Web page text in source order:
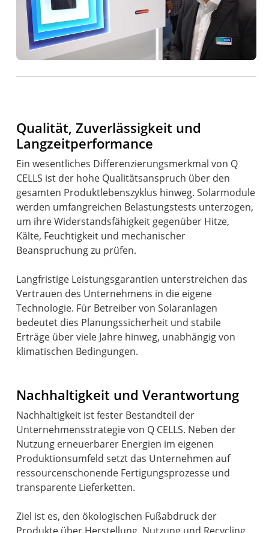
Qualität, Zuverlässigkeit und
Langzeitperformance
Ein wesentliches Differenzierungsmerkmal von Q
CELLS ist der hohe Qualitätsanspruch über den
gesamten Produktlebenszyklus hinweg. Solarmodule
werden umfangreichen Belastungstests unterzogen,
um ihre Widerstandsfähigkeit gegenüber Hitze,
Kälte, Feuchtigkeit und mechanischer
Beanspruchung zu prüfen.
Langfristige Leistungsgarantien unterstreichen das
Vertrauen des Unternehmens in die eigene
Technologie. Für Betreiber von Solaranlagen
bedeutet dies Planungssicherheit und stabile
Erträge über viele Jahre hinweg, unabhängig von
klimatischen Bedingungen.
Nachhaltigkeit und Verantwortung
Nachhaltigkeit ist fester Bestandteil der
Unternehmensstrategie von Q CELLS. Neben der
Nutzung erneuerbarer Energien im eigenen
Produktionsumfeld setzt das Unternehmen auf
ressourcenschonende Fertigungsprozesse und
transparente Lieferketten.
Ziel ist es, den ökologischen Fußabdruck der